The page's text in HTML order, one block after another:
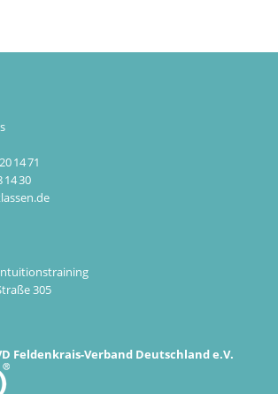
14 71
14 30
305
Feldenkrais-Verband Deutschland e.V.